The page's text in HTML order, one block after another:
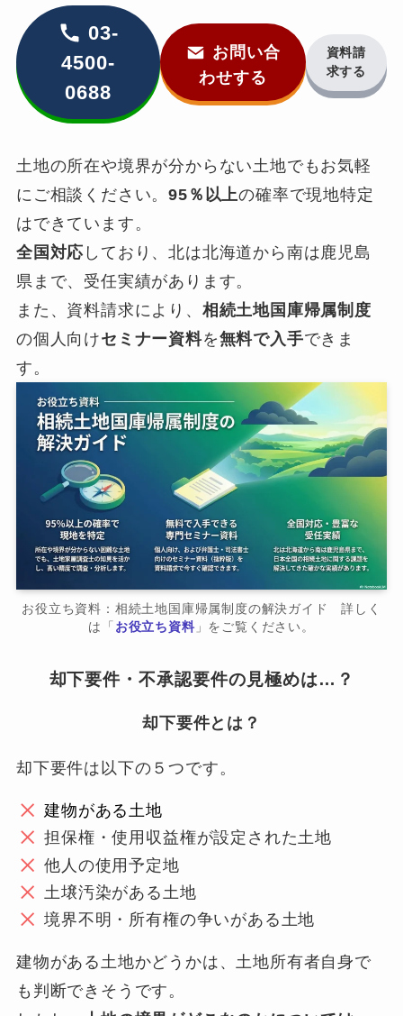
03-
4500-
0688
お問い合
わせする
資料請
求する
土地の所在や境界が分からない土地でもお気軽
にご相談ください。95％以上の確率で現地特定
はできています。
全国対応 しており、北は北海道から南は鹿児島
県まで、受任実績があります。
また、資料請求により、 相続土地国庫帰属制度
の個人向けセミナー資料を無料で入手できま
す。
お役立ち資料：相続土地国庫帰属制度の解決ガイド 詳しく
は「 お役立ち資料」をご覧ください。
却下要件・不承認要件の見極めは…？
却下要件とは？
却下要件は以下の５つです。
建物がある土地
担保権・使用収益権が設定された土地
他人の使用予定地
土壌汚染がある土地
境界不明・所有権の争いがある土地
建物がある土地かどうかは、土地所有者自身で
も判断できそうです。